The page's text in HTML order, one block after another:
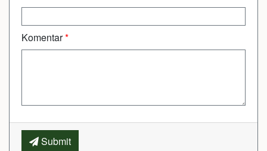
Komentar*
Submit